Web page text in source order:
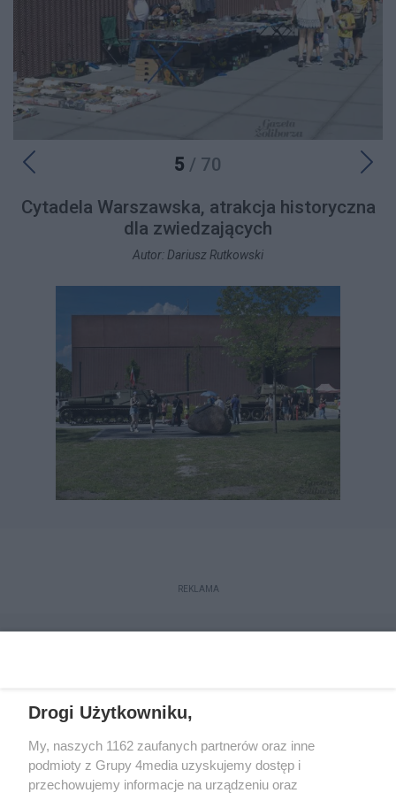
5 / 70
Cytadela Warszawska, atrakcja historyczna
dla zwiedzających
Autor: Dariusz Rutkowski
REKLAMA
Drogi Użytkowniku,
My, naszych 1162 zaufanych partnerów oraz inne
podmioty z Grupy 4media uzyskujemy dostęp i
przechowujemy informacje na urządzeniu oraz